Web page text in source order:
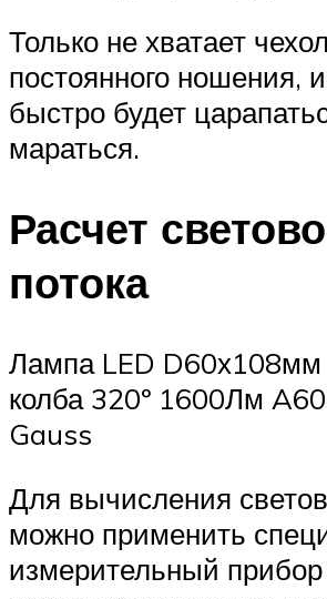
Только не хватает
постоянного ношения,
быстро будет
мараться.
Расчет
потока
Лампа LED
колба 320º 1600Лм
Gauss
Для вычисления
можно применить
измерительный